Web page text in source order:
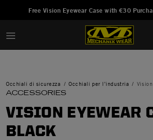
Free Vision Eyewear Case with €30
Occhiali di sicurezza Occhiali per l’industria
ACCESSORIES
VISION EYEWEAR
BLACK
Aggiunto a Gestisci Lista dei Desideri